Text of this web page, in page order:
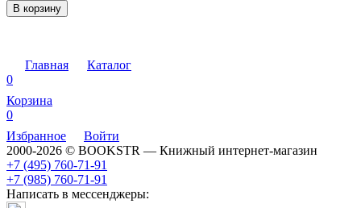
В корзину
Главная
Каталог
0
Корзина
0
Избранное
Войти
2000-2026 © BOOKSTR — Книжный интернет-магазин
+7 (495) 760-71-91
+7 (985) 760-71-91
Написать в мессенджеры: